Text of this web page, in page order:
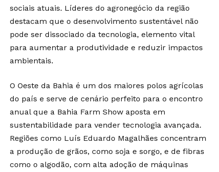
sociais atuais. Líderes do agronegócio da região
destacam que o desenvolvimento sustentável não
pode ser dissociado da tecnologia, elemento vital
para aumentar a produtividade e reduzir impactos
ambientais.
O Oeste da Bahia é um dos maiores polos agrícolas
do país e serve de cenário perfeito para o encontro
anual que a Bahia Farm Show aposta em
sustentabilidade para vender tecnologia avançada.
Regiões como Luís Eduardo Magalhães concentram
a produção de grãos, como soja e sorgo, e de fibras
como o algodão, com alta adoção de máquinas